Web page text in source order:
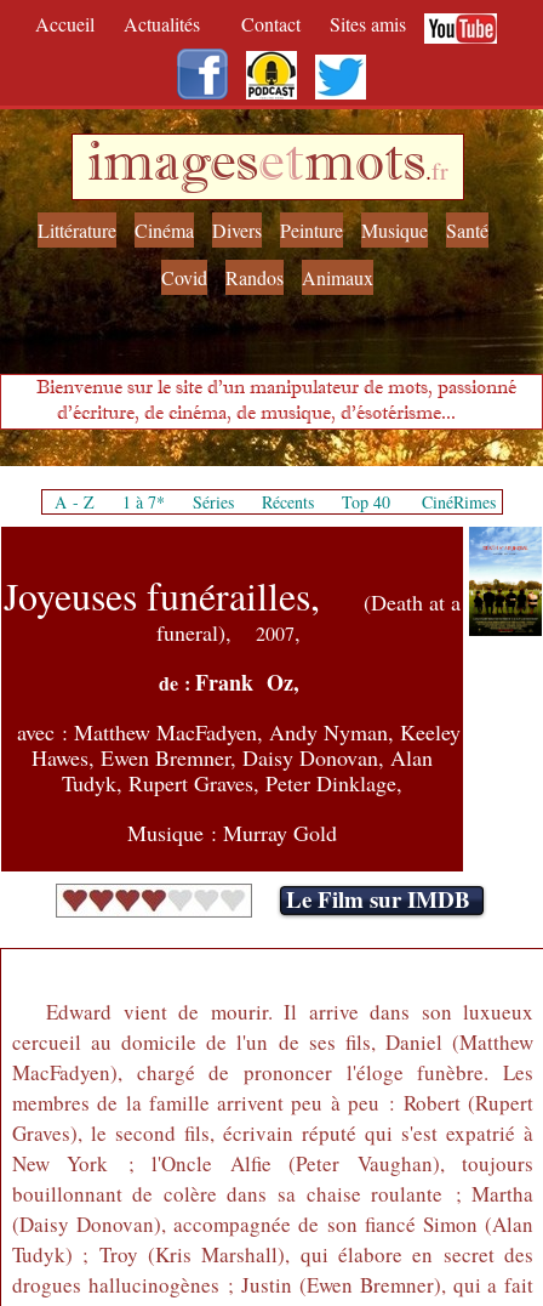
Accueil Actualités Contact Sites amis
imagesetmots.fr
Littérature Cinéma Divers Peinture Musique
Santé
Covid
Randos Animaux
Bienvenue sur le site d'un manipulateur de mots, passionné
d'écriture, de cinéma, de musique, d'ésotérisme...
A - Z 1 à 7* Séries Récents Top 40 CinéRimes
Joyeuses funérailles,
(Death at a
funeral),
2007,
de : Frank Oz,
avec : Matthew MacFadyen, Andy Nyman, Keeley
Hawes, Ewen Bremner, Daisy Donovan, Alan
Tudyk, Rupert Graves, Peter Dinklage,
Musique : Murray Gold
Le Film sur IMDB
Edward vient de mourir. Il arrive dans son luxueux
cercueil au domicile de l'un de ses fils, Daniel (Matthew
MacFadyen), chargé de prononcer l'éloge funèbre. Les
membres de la famille arrivent peu à peu : Robert (Rupert
Graves), le second fils, écrivain réputé qui s'est expatrié à
New York ; l'Oncle Alfie (Peter Vaughan), toujours
bouillonnant de colère dans sa chaise roulante ; Martha
(Daisy Donovan), accompagnée de son fiancé Simon (Alan
Tudyk) ; Troy (Kris Marshall), qui élabore en secret des
drogues hallucinogènes ; Justin (Ewen Bremner), qui a fait